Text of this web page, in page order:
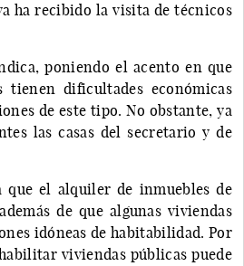
ha recibido la visita de técnicos
poniendo el acento en que
tienen dificultades económicas
de este tipo. No obstante, ya
las casas del secretario y de
el alquiler de inmuebles de
de que algunas viviendas
idóneas de habitabilidad. Por
viviendas públicas puede